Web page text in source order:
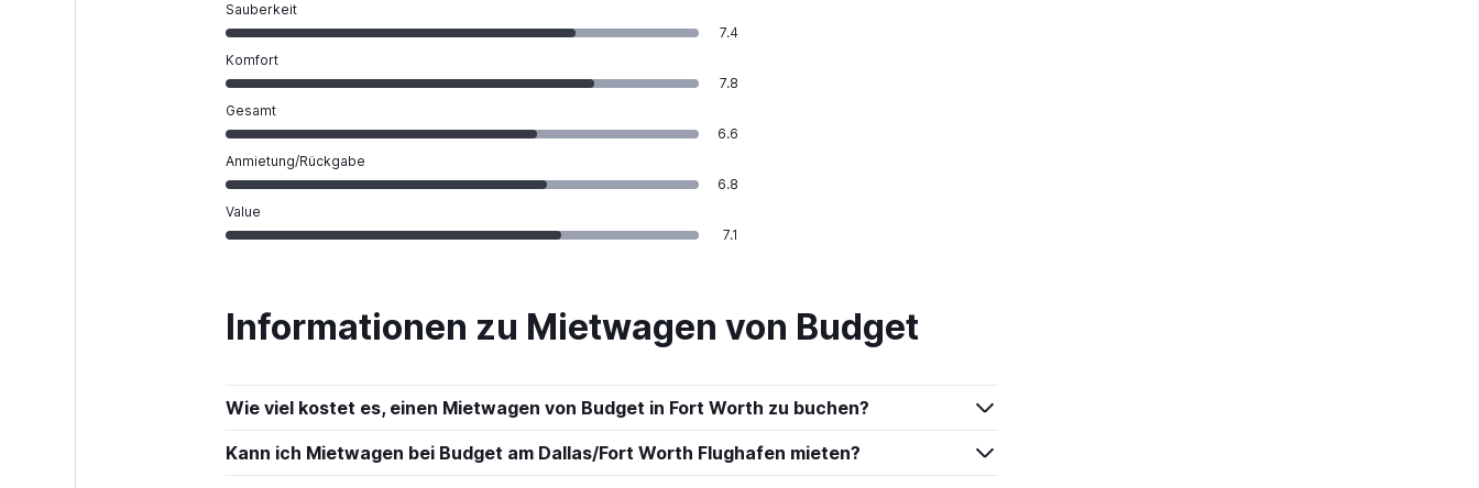
Sauberkeit
7.4
Komfort
7.8
Gesamt
6.6
Anmietung/Rückgabe
6.8
Value
7.1
Informationen zu Mietwagen von Budget
Wie viel kostet es, einen Mietwagen von Budget in Fort Worth zu buchen?
Kann ich Mietwagen bei Budget am Dallas/Fort Worth Flughafen mieten?